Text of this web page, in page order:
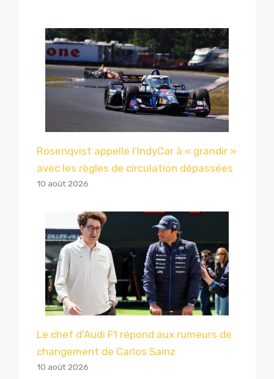
Rosenqvist appelle l’IndyCar à « grandir »
avec les règles de circulation dépassées
10 août 2026
Le chef d’Audi F1 répond aux rumeurs de
changement de Carlos Sainz
10 août 2026